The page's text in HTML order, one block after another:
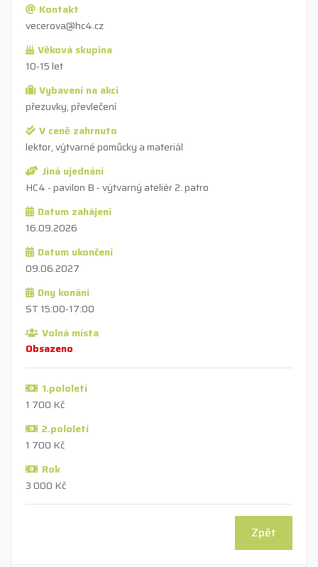
Kontakt
vecerova@hc4.cz
Věková skupina
10-15 let
Vybavení na akci
přezuvky, převlečení
V ceně zahrnuto
lektor, výtvarné pomůcky a materiál
Jiná ujednání
HC4 - pavilon B - výtvarný ateliér 2. patro
Datum zahájení
16.09.2026
Datum ukončení
09.06.2027
Dny konání
ST 15:00-17:00
Volná místa
Obsazeno
1.pololetí
1 700 Kč
2.pololetí
1 700 Kč
Rok
3 000 Kč
Zpět